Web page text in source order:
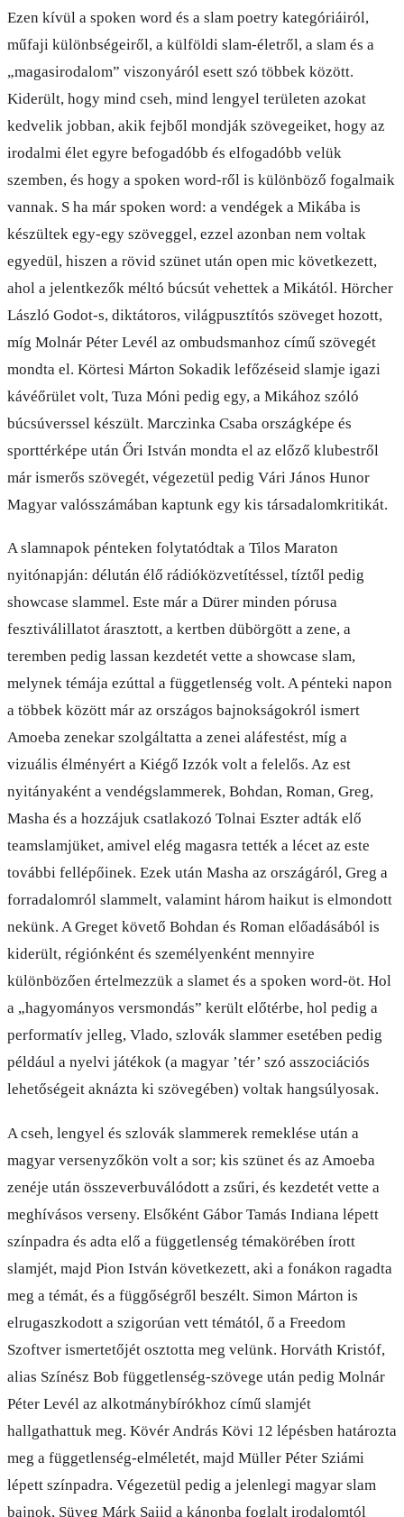
Ezen kívül a spoken word és a slam poetry kategóriáiról,
műfaji különbségeiről, a külföldi slam-életről, a slam és a
„magasirodalom” viszonyáról esett szó többek között.
Kiderült, hogy mind cseh, mind lengyel területen azokat
kedvelik jobban, akik fejből mondják szövegeiket, hogy az
irodalmi élet egyre befogadóbb és elfogadóbb velük
szemben, és hogy a spoken word-ről is különböző fogalmaik
vannak. S ha már spoken word: a vendégek a Mikába is
készültek egy-egy szöveggel, ezzel azonban nem voltak
egyedül, hiszen a rövid szünet után open mic következett,
ahol a jelentkezők méltó búcsút vehettek a Mikától. Hörcher
László Godot-s, diktátoros, világpusztítós szöveget hozott,
míg Molnár Péter Levél az ombudsmanhoz című szövegét
mondta el. Körtesi Márton Sokadik lefőzéseid slamje igazi
kávéőrület volt, Tuza Móni pedig egy, a Mikához szóló
búcsúverssel készült. Marczinka Csaba országképe és
sporttérképe után Őri István mondta el az előző klubestről
már ismerős szövegét, végezetül pedig Vári János Hunor
Magyar valósszámában kaptunk egy kis társadalomkritikát.
A slamnapok pénteken folytatódtak a Tilos Maraton
nyitónapján: délután élő rádióközvetítéssel, tíztől pedig
showcase slammel. Este már a Dürer minden pórusa
fesztiválillatot árasztott, a kertben dübörgött a zene, a
teremben pedig lassan kezdetét vette a showcase slam,
melynek témája ezúttal a függetlenség volt. A pénteki napon
a többek között már az országos bajnokságokról ismert
Amoeba zenekar szolgáltatta a zenei aláfestést, míg a
vizuális élményért a Kiégő Izzók volt a felelős. Az est
nyitányaként a vendégslammerek, Bohdan, Roman, Greg,
Masha és a hozzájuk csatlakozó Tolnai Eszter adták elő
teamslamjüket, amivel elég magasra tették a lécet az este
további fellépőinek. Ezek után Masha az országáról, Greg a
forradalomról slammelt, valamint három haikut is elmondott
nekünk. A Greget követő Bohdan és Roman előadásából is
kiderült, régiónként és személyenként mennyire
különbözően értelmezzük a slamet és a spoken word-öt. Hol
a „hagyományos versmondás” került előtérbe, hol pedig a
performatív jelleg, Vlado, szlovák slammer esetében pedig
például a nyelvi játékok (a magyar ’tér’ szó asszociációs
lehetőségeit aknázta ki szövegében) voltak hangsúlyosak.
A cseh, lengyel és szlovák slammerek remeklése után a
magyar versenyzőkön volt a sor; kis szünet és az Amoeba
zenéje után összeverbuválódott a zsűri, és kezdetét vette a
meghívásos verseny. Elsőként Gábor Tamás Indiana lépett
színpadra és adta elő a függetlenség témakörében írott
slamjét, majd Pion István következett, aki a fonákon ragadta
meg a témát, és a függőségről beszélt. Simon Márton is
elrugaszkodott a szigorúan vett témától, ő a Freedom
Szoftver ismertetőjét osztotta meg velünk. Horváth Kristóf,
alias Színész Bob függetlenség-szövege után pedig Molnár
Péter Levél az alkotmánybírókhoz című slamjét
hallgathattuk meg. Kövér András Kövi 12 lépésben határozta
meg a függetlenség-elméletét, majd Müller Péter Sziámi
lépett színpadra. Végezetül pedig a jelenlegi magyar slam
bajnok, Süveg Márk Saiid a kánonba foglalt irodalomtól